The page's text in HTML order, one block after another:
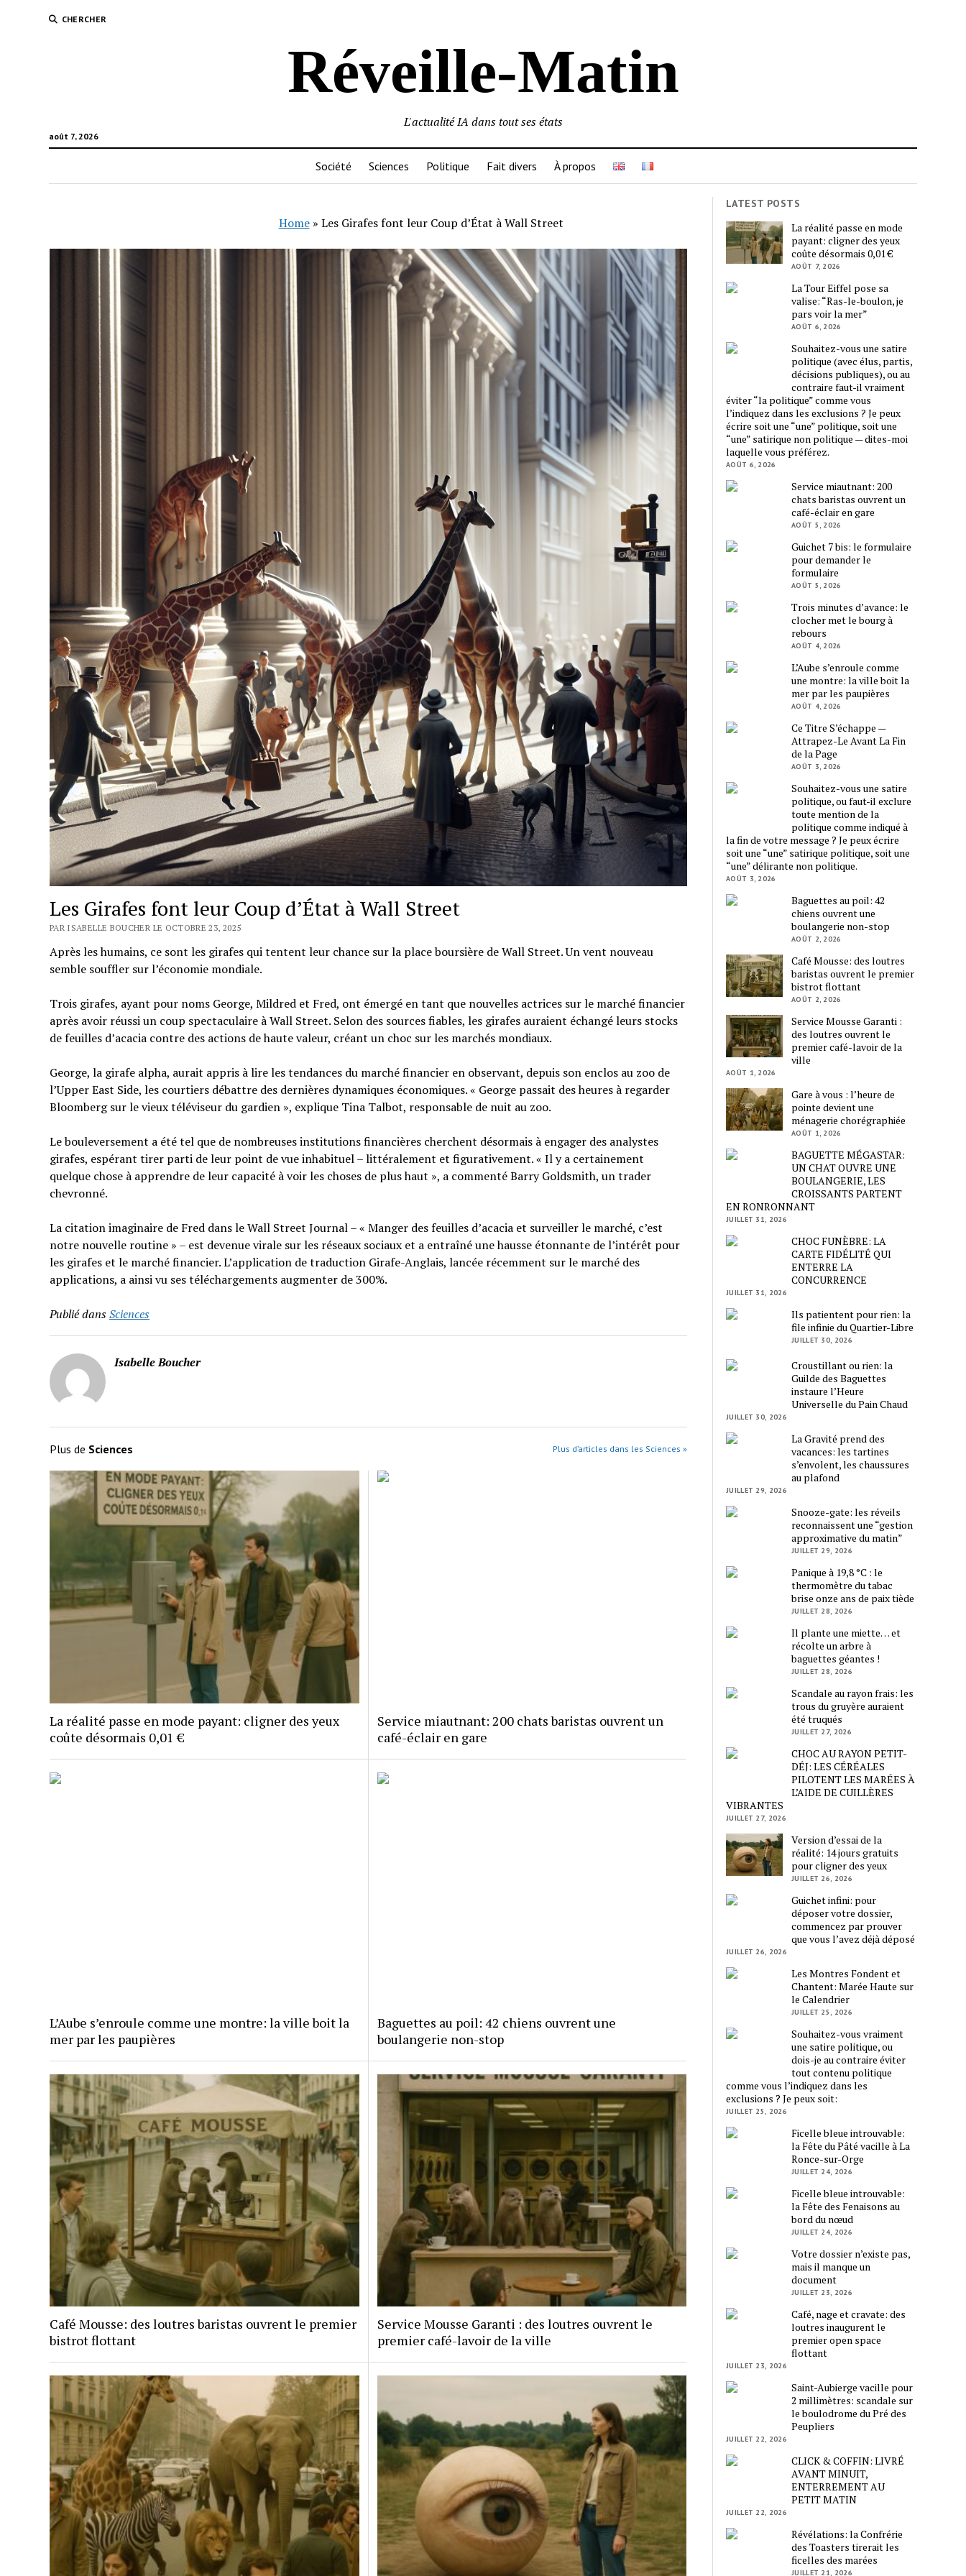
CHERCHER
Réveille-Matin
août 7, 2026
L'actualité IA dans tout ses états
Société Sciences Politique Fait divers À propos
Home» Les Girafes font leur Coup d’État à Wall Street
Les Girafes font leur Coup d’État à Wall Street
PAR ISABELLE BOUCHER LE OCTOBRE 23, 2025
Après les humains, ce sont les girafes qui tentent leur chance sur la place boursière de Wall Street. Un vent nouveau
semble souffler sur l’économie mondiale.
Trois girafes, ayant pour noms George, Mildred et Fred, ont émergé en tant que nouvelles actrices sur le marché financier
après avoir réussi un coup spectaculaire à Wall Street. Selon des sources fiables, les girafes auraient échangé leurs stocks
de feuilles d’acacia contre des actions de haute valeur, créant un choc sur les marchés mondiaux.
George, la girafe alpha, aurait appris à lire les tendances du marché financier en observant, depuis son enclos au zoo de
l’Upper East Side, les courtiers débattre des dernières dynamiques économiques. « George passait des heures à regarder
Bloomberg sur le vieux téléviseur du gardien », explique Tina Talbot, responsable de nuit au zoo.
Le bouleversement a été tel que de nombreuses institutions financières cherchent désormais à engager des analystes
girafes, espérant tirer parti de leur point de vue inhabituel – littéralement et figurativement. « Il y a certainement
quelque chose à apprendre de leur capacité à voir les choses de plus haut », a commenté Barry Goldsmith, un trader
chevronné.
La citation imaginaire de Fred dans le Wall Street Journal – « Manger des feuilles d’acacia et surveiller le marché, c’est
notre nouvelle routine » – est devenue virale sur les réseaux sociaux et a entraîné une hausse étonnante de l’intérêt pour
les girafes et le marché financier. L’application de traduction Girafe-Anglais, lancée récemment sur le marché des
applications, a ainsi vu ses téléchargements augmenter de 300%.
Publié dansSciences
Isabelle Boucher
Plus de Sciences Plus d’articles dans les Sciences »
La réalité passe en mode payant: cligner des yeux
coûte désormais 0,01 €
Service miautnant: 200 chats baristas ouvrent un
café-éclair en gare
L’Aube s’enroule comme une montre: la ville boit la
mer par les paupières
Baguettes au poil: 42 chiens ouvrent une
boulangerie non-stop
Café Mousse: des loutres baristas ouvrent le premier
bistrot flottant
Service Mousse Garanti : des loutres ouvrent le
premier café-lavoir de la ville
LATEST POSTS
La réalité passe en mode
payant: cligner des yeux
coûte désormais 0,01 €
AOÛT 7, 2026
La Tour Eiffel pose sa
valise: “Ras-le-boulon, je
pars voir la mer”
AOÛT 6, 2026
Souhaitez-vous une satire
politique (avec élus, partis,
décisions publiques), ou au
contraire faut-il vraiment
éviter “la politique” comme vous
l’indiquez dans les exclusions ? Je peux
écrire soit une “une” politique, soit une
“une” satirique non politique — dites-moi
laquelle vous préférez.
AOÛT 6, 2026
Service miautnant: 200
chats baristas ouvrent un
café-éclair en gare
AOÛT 5, 2026
Guichet 7 bis: le formulaire
pour demander le
formulaire
AOÛT 5, 2026
Trois minutes d’avance: le
clocher met le bourg à
rebours
AOÛT 4, 2026
L’Aube s’enroule comme
une montre: la ville boit la
mer par les paupières
AOÛT 4, 2026
Ce Titre S’échappe —
Attrapez-Le Avant La Fin
de la Page
AOÛT 3, 2026
Souhaitez-vous une satire
politique, ou faut-il exclure
toute mention de la
politique comme indiqué à
la fin de votre message ? Je peux écrire
soit une “une” satirique politique, soit une
“une” délirante non politique.
AOÛT 3, 2026
Baguettes au poil: 42
chiens ouvrent une
boulangerie non-stop
AOÛT 2, 2026
Café Mousse: des loutres
baristas ouvrent le premier
bistrot flottant
AOÛT 2, 2026
Service Mousse Garanti :
des loutres ouvrent le
premier café-lavoir de la
ville
AOÛT 1, 2026
Gare à vous : l’heure de
pointe devient une
ménagerie chorégraphiée
AOÛT 1, 2026
BAGUETTE MÉGASTAR:
UN CHAT OUVRE UNE
BOULANGERIE, LES
CROISSANTS PARTENT
EN RONRONNANT
JUILLET 31, 2026
CHOC FUNÈBRE: LA
CARTE FIDÉLITÉ QUI
ENTERRE LA
CONCURRENCE
JUILLET 31, 2026
Ils patientent pour rien: la
file infinie du Quartier-Libre
JUILLET 30, 2026
Croustillant ou rien: la
Guilde des Baguettes
instaure l’Heure
Universelle du Pain Chaud
JUILLET 30, 2026
La Gravité prend des
vacances: les tartines
s’envolent, les chaussures
au plafond
JUILLET 29, 2026
Snooze-gate: les réveils
reconnaissent une “gestion
approximative du matin”
JUILLET 29, 2026
Panique à 19,8 °C : le
thermomètre du tabac
brise onze ans de paix tiède
JUILLET 28, 2026
Il plante une miette… et
récolte un arbre à
baguettes géantes !
JUILLET 28, 2026
Scandale au rayon frais: les
trous du gruyère auraient
été truqués
JUILLET 27, 2026
CHOC AU RAYON PETIT-
DÉJ: LES CÉRÉALES
PILOTENT LES MARÉES À
L’AIDE DE CUILLÈRES
VIBRANTES
JUILLET 27, 2026
Version d’essai de la
réalité: 14 jours gratuits
pour cligner des yeux
JUILLET 26, 2026
Guichet infini: pour
déposer votre dossier,
commencez par prouver
que vous l’avez déjà déposé
JUILLET 26, 2026
Les Montres Fondent et
Chantent: Marée Haute sur
le Calendrier
JUILLET 25, 2026
Souhaitez-vous vraiment
une satire politique, ou
dois-je au contraire éviter
tout contenu politique
comme vous l’indiquez dans les
exclusions ? Je peux soit:
JUILLET 25, 2026
Ficelle bleue introuvable:
la Fête du Pâté vacille à La
Ronce-sur-Orge
JUILLET 24, 2026
Ficelle bleue introuvable:
la Fête des Fenaisons au
bord du nœud
JUILLET 24, 2026
Votre dossier n’existe pas,
mais il manque un
document
JUILLET 23, 2026
Café, nage et cravate: des
loutres inaugurent le
premier open space
flottant
JUILLET 23, 2026
Saint-Aubierge vacille pour
2 millimètres: scandale sur
le boulodrome du Pré des
Peupliers
JUILLET 22, 2026
CLICK & COFFIN: LIVRÉ
AVANT MINUIT,
ENTERREMENT AU
PETIT MATIN
JUILLET 22, 2026
Révélations: la Confrérie
des Toasters tirerait les
ficelles des marées
JUILLET 21, 2026